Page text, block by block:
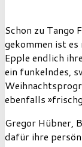
Schon zu Tango
gekommen ist
Epple endlich
ein funkelndes,
ebenfalls
Gregor Hübner,
dafür ihre